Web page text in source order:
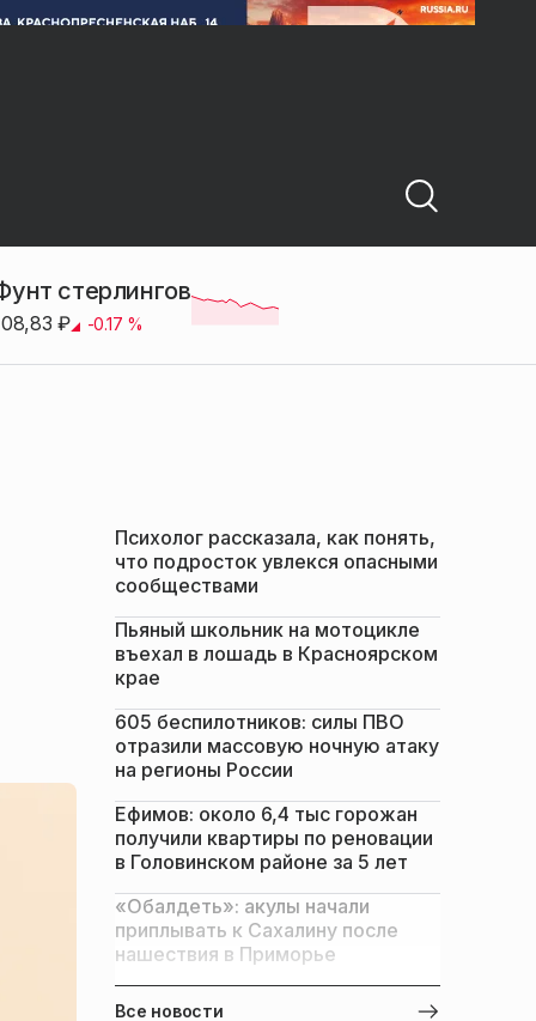
стерлингов
₽ -0.17 %
Психолог рассказала, как понять,
что подросток увлекся опасными
сообществами
Пьяный школьник на мотоцикле
въехал в лошадь в Красноярском
крае
605 беспилотников: силы ПВО
отразили массовую ночную атаку
на регионы России
Ефимов: около 6,4 тыс горожан
получили квартиры по реновации
в Головинском районе за 5 лет
«Обалдеть»: акулы начали
приплывать к Сахалину после
нашествия в Приморье
Все новости